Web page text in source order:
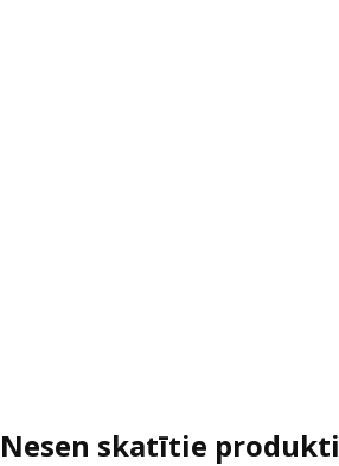
Nesen skatītie produkti